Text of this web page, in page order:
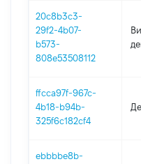
20c8b3c3-
29f2-4b07-
b573-
808e53508112
ffcca97f-967c-
4b18-b94b-
325f6c182cf4
ebbbbe8b-